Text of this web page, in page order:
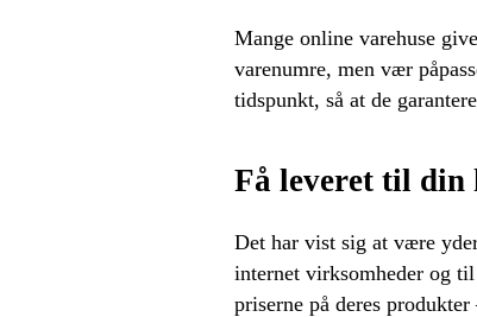
Mange online varehuse
varenumre, men vær
tidspunkt, så at de
Få leveret til din
Det har vist sig at være
internet virksomheder og
priserne på deres